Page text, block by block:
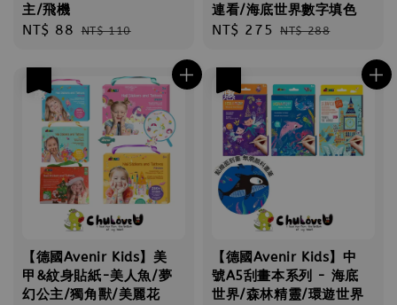
主/飛機
Sale
NT$ 88 Regular
NT$ 110
連看/海底世界數字填色
Sale
NT$ 275 Regular
NT$ 288
【德國Avenir Kids】美
甲&紋身貼紙-美人魚/夢
幻公主/獨角獸/美麗花
【德國Avenir Kids】中
號A5刮畫本系列 - 海底
世界/森林精靈/環遊世界